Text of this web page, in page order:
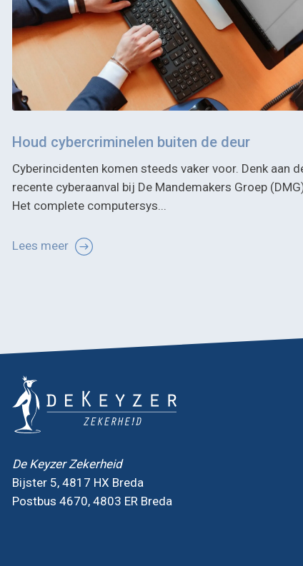
Houd cybercriminelen buiten de deur
Cyberincidenten komen steeds vaker voor. Denk aan
recente cyberaanval bij De Mandemakers Groep
Het complete computersys...
Lees meer
De Keyzer Zekerheid
Bijster 5, 4817 HX Breda
Postbus 4670, 4803 ER Breda